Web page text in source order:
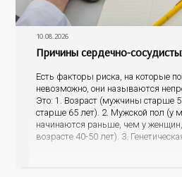
10.08.2026
Причины сердечно-
Есть факторы риска, на которые
невозможно, они называются
Это: 1. Возраст (мужчины старше
старше 65 лет). 2. Мужской пол (у
начинаются раньше, чем у
возрасте 40-50 лет). 3.